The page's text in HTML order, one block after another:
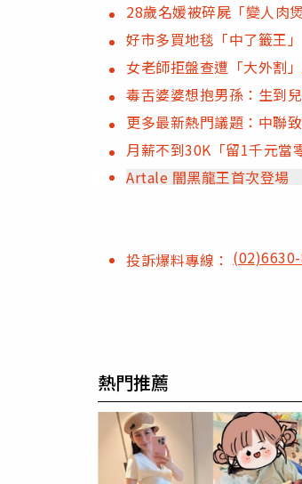
28歲名媛被碎屍「變人肉
好市多買地毯「中了籤王
女老師拒盤查遭「大外割
毒舌婆婆想抱男孫：生到
更多最新熱門議題：中聯
月薪不到30K「留1千元
Artale 闇黑龍王首次登場
投訴爆料專線：
熱門推薦